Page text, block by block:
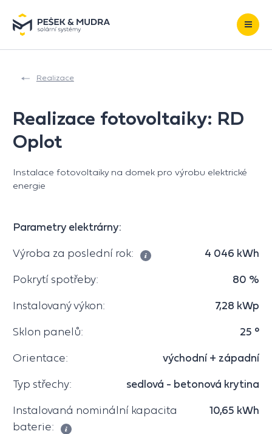
Realizace
Realizace fotovoltaiky: RD
Oplot
Instalace fotovoltaiky na domek pro výrobu elektrické
energie
Parametry elektrárny:
Výroba za poslední rok: 4 046 kWh
Pokrytí spotřeby: 80 %
Instalovaný výkon: 7,28 kWp
Sklon panelů: 25 °
Orientace: východní + západní
Typ střechy: sedlová - betonová krytina
Instalovaná nominální kapacita
baterie:
10,65 kWh